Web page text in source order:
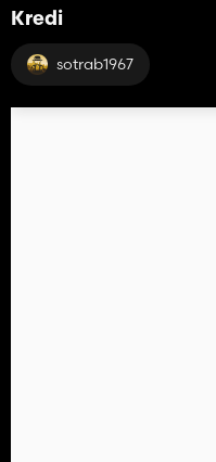
Kredi
sotrab1967